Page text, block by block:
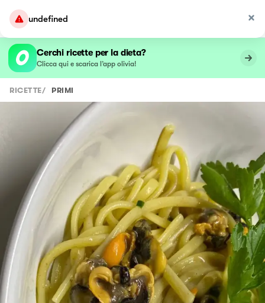
undefined
Cerchi ricette per la dieta?
Clicca qui e scarica l’app olivia!
RICETTE/ PRIMI